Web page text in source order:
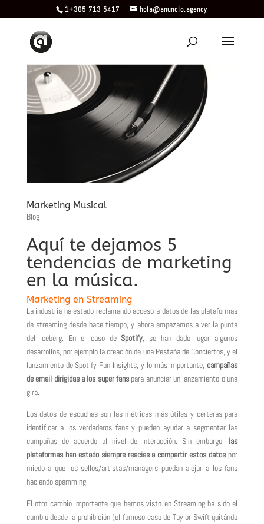
1+305 713 5417 hola@anuncio.agency
Marketing Musical
Blog
Aquí te dejamos 5
tendencias de marketing
en la música.
Marketing en Streaming
La industria ha estado reclamando acceso a datos de las plataformas
de streaming desde hace tiempo, y ahora empezamos a ver la punta
del iceberg. En el caso de Spotify , se han dado lugar algunos
desarrollos, por ejemplo la creación de una Pestaña de Conciertos, y el
lanzamiento de Spotify Fan Insights, y lo más importante,campañas
de email dirigidas a los super fanspara anunciar un lanzamiento o una
gira.
Los datos de escuchas son las métricas más útiles y certeras para
identificar a los verdaderos fans y pueden ayudar a segmentar las
campañas de acuerdo al nivel de interacción. Sin embargo, las
plataformas han estado siempre reacias a compartir estos datos por
miedo a que los sellos/artistas/managers puedan alejar a los fans
haciendo spamming.
El otro cambio importante que hemos visto en Streaming ha sido el
cambio desde la prohibición (el famoso caso de Taylor Swift quitándo